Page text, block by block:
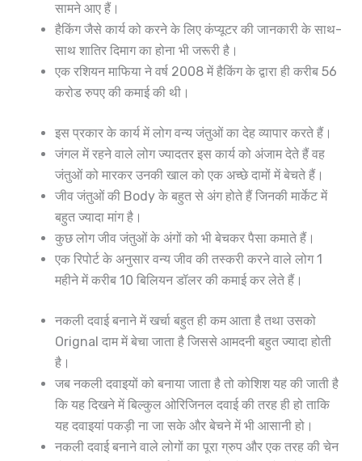
सामने आए हैं।
हैकिंग जैसे कार्य को करने के लिए कंप्यूटर की जानकारी के साथ-
साथ शातिर दिमाग का होना भी जरूरी है।
एक रशियन माफिया ने वर्ष 2008 में हैकिंग के द्वारा ही करीब 56
करोड रुपए की कमाई की थी।
इस प्रकार के कार्य में लोग वन्य जंतुओं का देह व्यापार करते हैं।
जंगल में रहने वाले लोग ज्यादतर इस कार्य को अंजाम देते हैं वह
जंतुओं को मारकर उनकी खाल को एक अच्छे दामों में बेचते हैं।
जीव जंतुओं की Body के बहुत से अंग होते हैं जिनकी मार्केट में
बहुत ज्यादा मांग है।
कुछ लोग जीव जंतुओं के अंगों को भी बेचकर पैसा कमाते हैं।
एक रिपोर्ट के अनुसार वन्य जीव की तस्करी करने वाले लोग 1
महीने में करीब 10 बिलियन डॉलर की कमाई कर लेते हैं।
नकली दवाई बनाने में खर्चा बहुत ही कम आता है तथा उसको
Orignal दाम में बेचा जाता है जिससे आमदनी बहुत ज्यादा होती
है।
जब नकली दवाइयों को बनाया जाता है तो कोशिश यह की जाती है
कि यह दिखने में बिल्कुल ओरिजिनल दवाई की तरह ही हो ताकि
यह दवाइयां पकड़ी ना जा सके और बेचने में भी आसानी हो।
नकली दवाई बनाने वाले लोगों का पूरा ग्रुप और एक तरह की चेन